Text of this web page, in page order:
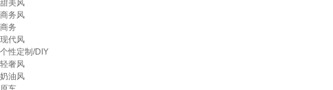
甜美风
商务风
商务
现代风
个性定制/DIY
轻奢风
奶油风